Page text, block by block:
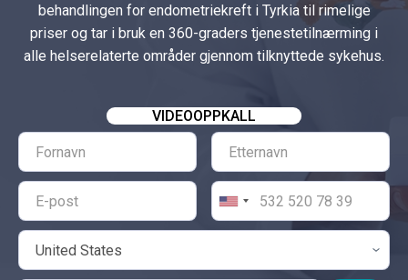
behandlingen for endometriekreft i Tyrkia til rimelige
priser og tar i bruk en 360-graders tjenestetilnærming i
alle helserelaterte områder gjennom tilknyttede sykehus.
VIDEOOPPKALL